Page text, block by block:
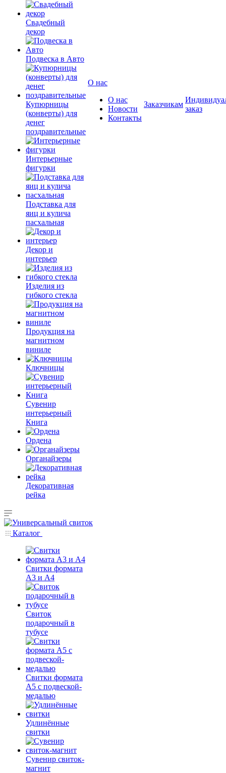
Свадебный
декор
Подвеска в Авто
Купюрницы
(конверты) для
денег
поздравительные
Интерьерные
фигурки
Подставка для
яиц и кулича
пасхальная
Декор и
интерьер
Изделия из
гибкого стекла
Продукция на
магнитном
виниле
Ключницы
Сувенир
интерьерный
Книга
Ордена
Органайзеры
Декоративная
рейка
О нас
О нас
Новости
Контакты
Заказчикам
заказ
Каталог
Свитки формата
А3 и А4
Свиток
подарочный в
тубусе
Свитки формата
А5 с подвеской-
медалью
Удлинённые
свитки
Сувенир свиток-
магнит